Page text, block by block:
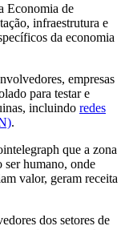
Economia de
infraestrutura e
da economia
empresas
para testar e
incluindo redes
.
que a zona
ser humano, onde
valor, geram receita
dos setores de